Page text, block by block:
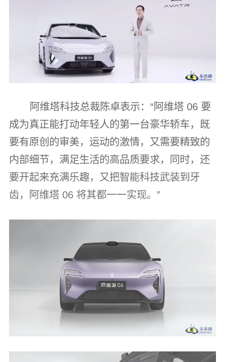
阿维塔科技总裁陈卓表示：“阿维塔 06 要
成为真正能打动年轻人的第一台豪华轿车，既
要有原创的审美，运动的激情，又需要精致的
内部细节，满足生活的高品质要求，同时，还
要开起来充满乐趣，又把智能科技武装到牙
齿，阿维塔 06 将其都一一实现。”